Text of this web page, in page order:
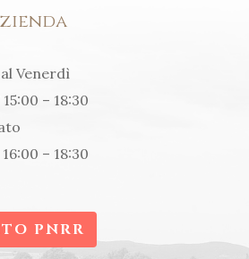
Venerdì
– 18:30
– 18:30
PNRR